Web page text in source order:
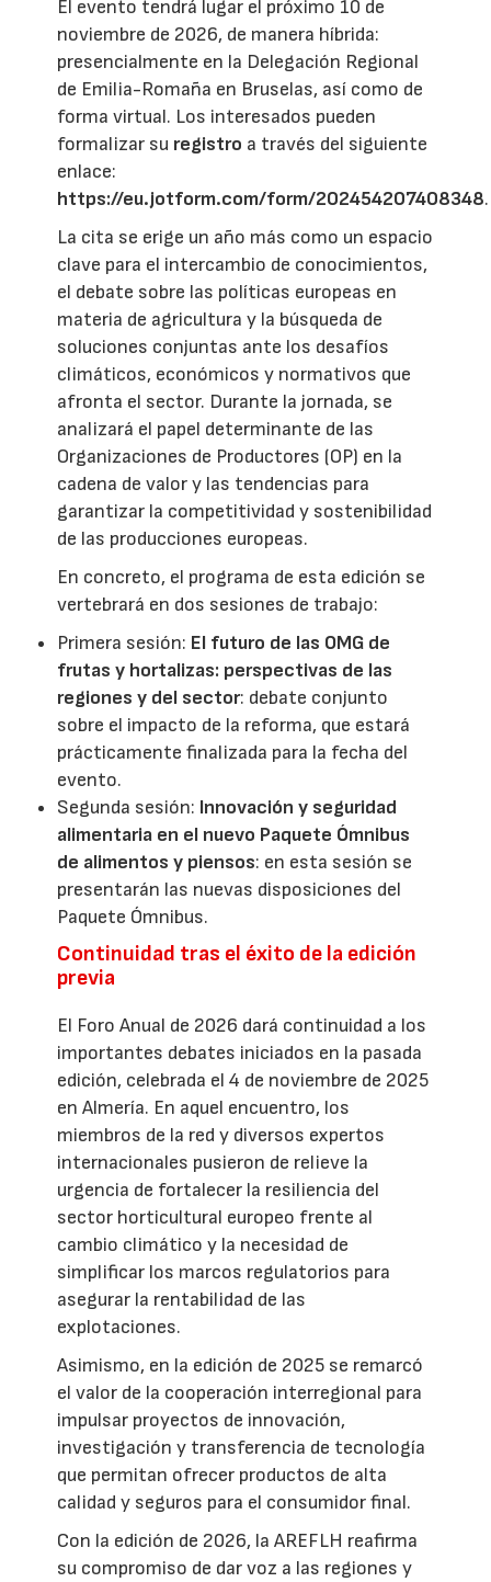
El evento tendrá lugar el próximo 10 de
noviembre de 2026, de manera híbrida:
presencialmente en la Delegación Regional
de Emilia-Romaña en Bruselas, así como de
forma virtual. Los interesados pueden
formalizar su registro a través del siguiente
enlace:
https://eu.jotform.com/form/202454207408348.
La cita se erige un año más como un espacio
clave para el intercambio de conocimientos,
el debate sobre las políticas europeas en
materia de agricultura y la búsqueda de
soluciones conjuntas ante los desafíos
climáticos, económicos y normativos que
afronta el sector. Durante la jornada, se
analizará el papel determinante de las
Organizaciones de Productores (OP) en la
cadena de valor y las tendencias para
garantizar la competitividad y sostenibilidad
de las producciones europeas.
En concreto, el programa de esta edición se
vertebrará en dos sesiones de trabajo:
Primera sesión: El futuro de las OMG de
frutas y hortalizas: perspectivas de las
regiones y del sector: debate conjunto
sobre el impacto de la reforma, que estará
prácticamente finalizada para la fecha del
evento.
Segunda sesión: Innovación y seguridad
alimentaria en el nuevo Paquete Ómnibus
de alimentos y piensos: en esta sesión se
presentarán las nuevas disposiciones del
Paquete Ómnibus.
Continuidad tras el éxito de la edición
previa
El Foro Anual de 2026 dará continuidad a los
importantes debates iniciados en la pasada
edición, celebrada el 4 de noviembre de 2025
en Almería. En aquel encuentro, los
miembros de la red y diversos expertos
internacionales pusieron de relieve la
urgencia de fortalecer la resiliencia del
sector horticultural europeo frente al
cambio climático y la necesidad de
simplificar los marcos regulatorios para
asegurar la rentabilidad de las
explotaciones.
Asimismo, en la edición de 2025 se remarcó
el valor de la cooperación interregional para
impulsar proyectos de innovación,
investigación y transferencia de tecnología
que permitan ofrecer productos de alta
calidad y seguros para el consumidor final.
Con la edición de 2026, la AREFLH reafirma
su compromiso de dar voz a las regiones y